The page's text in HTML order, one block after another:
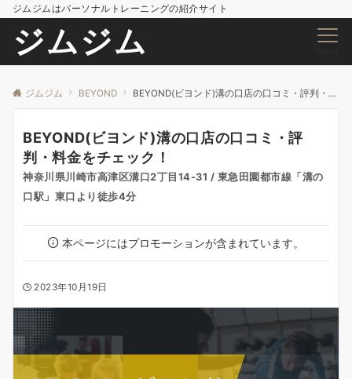
ジムジムはパーソナルトレーニングの紹介サイト
ジムジム
ジムジム BEYOND BEYOND(ビヨンド)溝の口店の口コミ・評判・料金をチェック！
BEYOND(ビヨンド)溝の口店の口コミ・評
判・料金をチェック！
神奈川県川崎市高津区溝口2丁目14-31 / 東急田園都市線「溝の
口駅」東口より徒歩4分
本ページにはプロモーションが含まれています。
2023年10月19日